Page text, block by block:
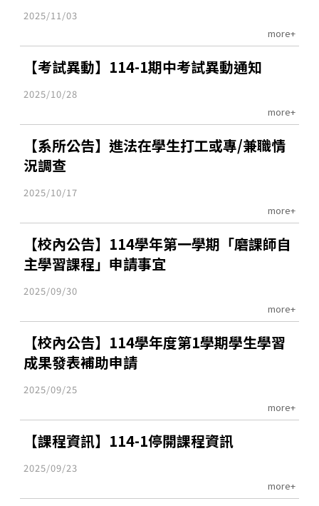
2025/11/03
more+
【考試異動】114-1期中考試異動通知
2025/10/28
more+
【系所公告】進法在學生打工或專/兼職情
況調查
2025/10/17
more+
【校內公告】114學年第一學期「磨課師自
主學習課程」申請事宜
2025/09/30
more+
【校內公告】114學年度第1學期學生學習
成果發表補助申請
2025/09/25
more+
【課程資訊】114-1停開課程資訊
2025/09/23
more+